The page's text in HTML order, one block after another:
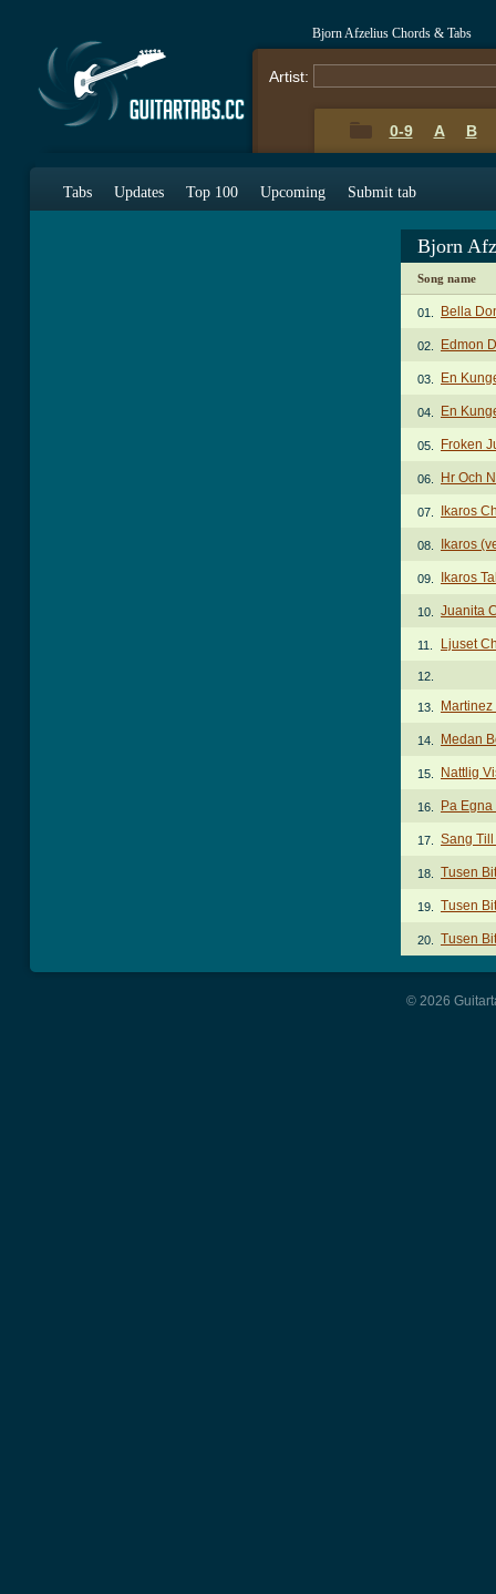
Bjorn Afzelius Chords & Tabs
Artist:
0-9 A B
Tabs Updates Top 100 Upcoming Submit tab
Bjorn
Song name
01. Bella
02. Edmon
03. En
04. En
05. Froken
06. Hr Och
07. Ikaros
08. Ikaros
09. Ikaros
10. Juanita
11. Ljuset
12.
13.
14. Medan
15. Nattlig
16. Pa
17. Sang
18. Tusen
19. Tusen
20. Tusen
© 2026